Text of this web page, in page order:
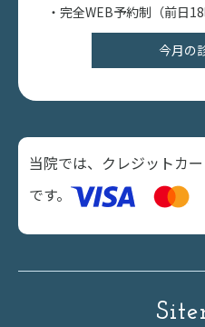
・完全WEB予約制（前日
今月の
当院では、クレジットカ
です。